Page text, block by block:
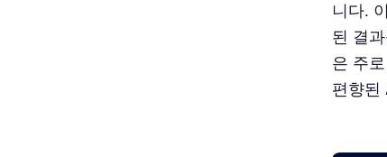
니다.
된 결
은 주
편향된